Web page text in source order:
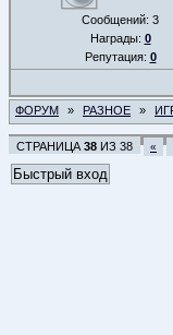
Сообщений: 3
Награды: 0
Репутация: 0
ФОРУМ » РАЗНОЕ »
СТРАНИЦА 38 ИЗ 38 «